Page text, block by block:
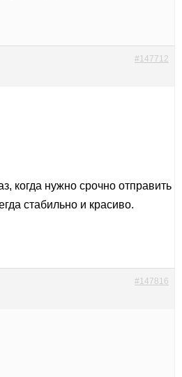
#147712
когда нужно срочно отправить
стабильно и красиво.
#147816